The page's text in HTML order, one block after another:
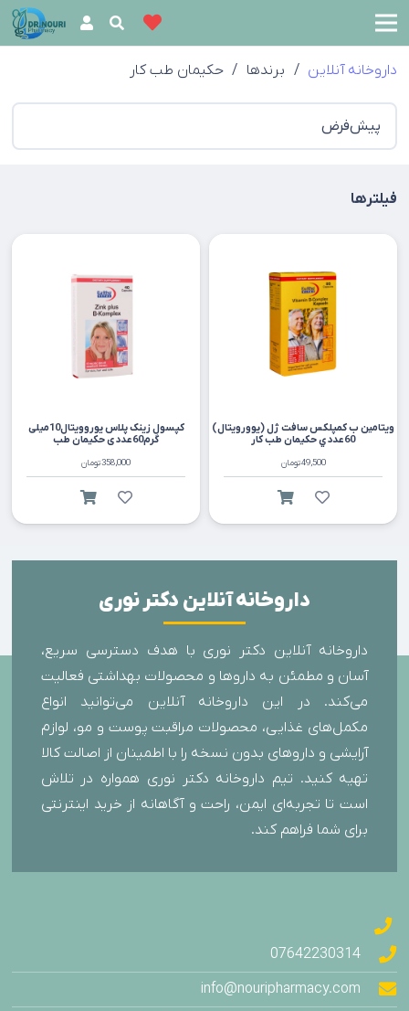
داروخانه آنلاین / برندها / حکيمان طب کار
فیلترها
ويتامين ب کمپلکس سافت ژل (يوورويتال)
60عددي حکيمان طب کار
49,500تومان
کپسول زينک پلاس يوروويتال10میلی
گرم60عددی حکيمان طب
358,000تومان
داروخانه آنلاین دکتر نوری
داروخانه آنلاین دکتر نوری با هدف دسترسی سریع،
آسان و مطمئن به داروها و محصولات بهداشتی فعالیت
می‌کند. در این داروخانه آنلاین می‌توانید انواع
مکمل‌های غذایی، محصولات مراقبت پوست و مو، لوازم
آرایشی و داروهای بدون نسخه را با اطمینان از اصالت کالا
تهیه کنید. تیم داروخانه دکتر نوری همواره در تلاش
است تا تجربه‌ای ایمن، راحت و آگاهانه از خرید اینترنتی
برای شما فراهم کند.
07642230314
info@nouripharmacy.com